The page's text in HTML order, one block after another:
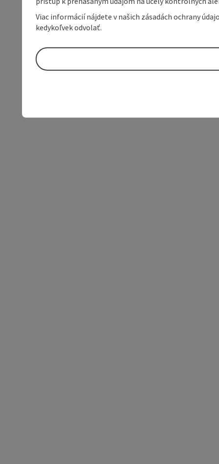
Viac informácií nájdete v našich zásadách ochrany
kedykoľvek odvolať.